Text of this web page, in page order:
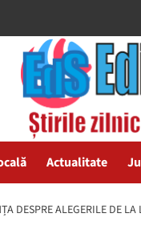
Actualitate
DESPRE ALEGERILE DE